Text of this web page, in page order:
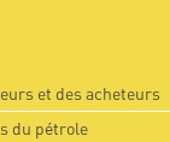
et des acheteurs
du pétrole